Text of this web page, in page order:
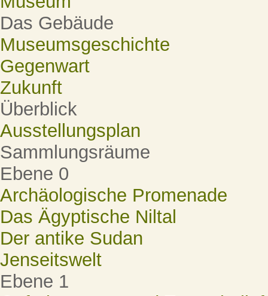
Das Gebäude
Museumsgeschichte
Gegenwart
Zukunft
Überblick
Ausstellungsplan
Sammlungsräume
Ebene 0
Archäologische Promenade
Das Ägyptische Niltal
Der antike Sudan
Jenseitswelt
Ebene 1